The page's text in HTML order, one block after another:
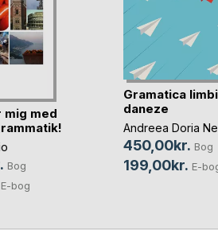
mig med
Bog
E-bog
Gramatica
daneze
Andreea Doria
450,00kr. Bog
199,00kr. E-